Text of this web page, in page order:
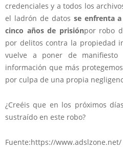
credenciales y a todos los
el ladrón de datos se enfrenta
cinco años de prisiónpor robo
por delitos contra la propiedad
vuelve a poner de
información que más
por culpa de una propia
¿Creéis que en los próximos
sustraído en este robo?
Fuente:https://www.adslzone.net/